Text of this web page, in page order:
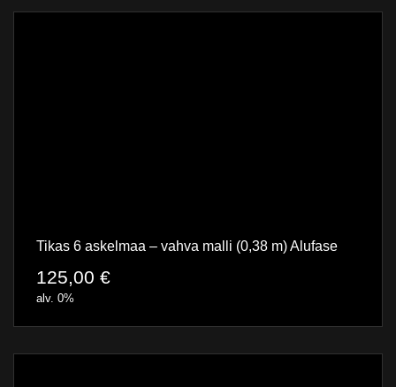
Tikas 6 askelmaa – vahva malli (0,38 m) Alufase
125,00 €
alv. 0%